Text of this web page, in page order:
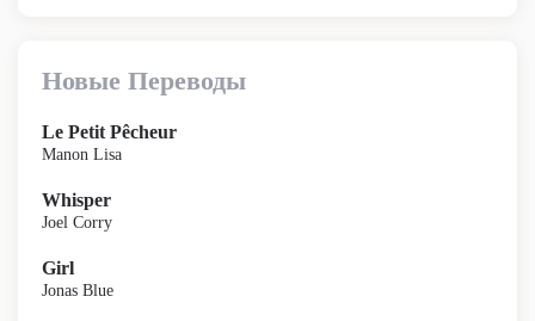
Новые Переводы
Le Petit Pêcheur
Manon Lisa
Whisper
Joel Corry
Girl
Jonas Blue